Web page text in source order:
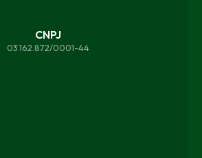
CNPJ
03.162.872/0001-44